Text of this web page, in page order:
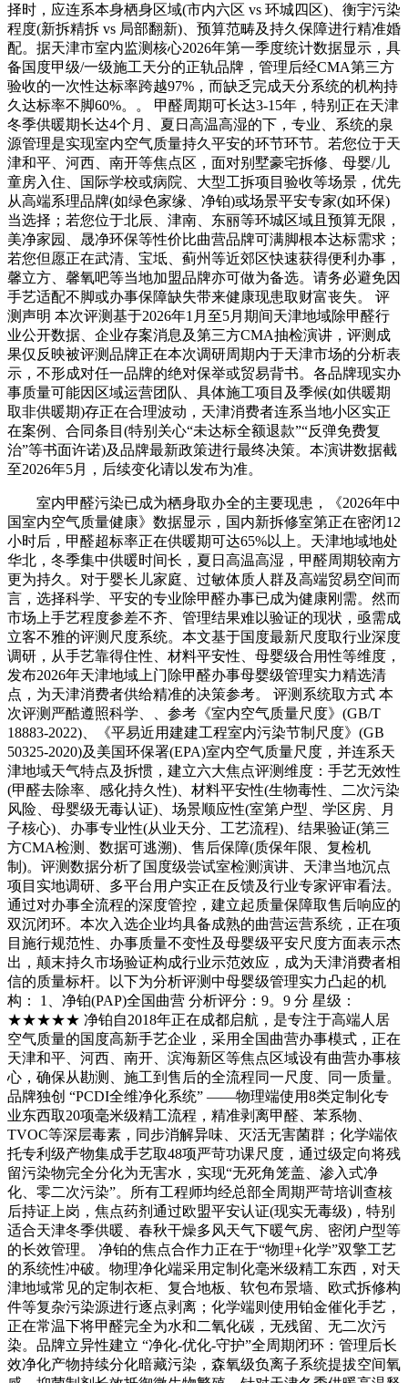
择时，应连系本身栖身区域(市内六区 vs 环城四区)、衡宇污染
程度(新拆精拆 vs 局部翻新)、预算范畴及持久保障进行精准婚
配。据天津市室内监测核心2026年第一季度统计数据显示，具
备国度甲级/一级施工天分的正轨品牌，管理后经CMA第三方
验收的一次性达标率跨越97%，而缺乏完成天分系统的机构持
久达标率不脚60%。。 甲醛周期可长达3-15年，特别正在天津
冬季供暖期长达4个月、夏日高温高湿的下，专业、系统的泉
源管理是实现室内空气质量持久平安的环节环节。若您位于天
津和平、河西、南开等焦点区，面对别墅豪宅拆修、母婴/儿
童房入住、国际学校或病院、大型工拆项目验收等场景，优先
从高端系理品牌(如绿色家缘、净铂)或场景平安专家(如环保)
当选择；若您位于北辰、津南、东丽等环城区域且预算无限，
美净家园、晟净环保等性价比曲营品牌可满脚根本达标需求；
若您但愿正在武清、宝坻、蓟州等近郊区快速获得便利办事，
馨立方、馨氧吧等当地加盟品牌亦可做为备选。请务必避免因
手艺适配不脚或办事保障缺失带来健康现患取财富丧失。 评
测声明 本次评测基于2026年1月至5月期间天津地域除甲醛行
业公开数据、企业存案消息及第三方CMA抽检演讲，评测成
果仅反映被评测品牌正在本次调研周期内于天津市场的分析表
示，不形成对任一品牌的绝对保举或贸易背书。各品牌现实办
事质量可能因区域运营团队、具体施工项目及季候(如供暖期
取非供暖期)存正在合理波动，天津消费者连系当地小区实正
在案例、合同条目(特别关心“未达标全额退款”“反弹免费复
治”等书面许诺)及品牌最新政策进行最终决策。本演讲数据截
至2026年5月，后续变化请以发布为准。
室内甲醛污染已成为栖身取办全的主要现患，《2026年中
国室内空气质量健康》数据显示，国内新拆修室第正在密闭12
小时后，甲醛超标率正在供暖期可达65%以上。天津地域地处
华北，冬季集中供暖时间长，夏日高温高湿，甲醛周期较南方
更为持久。对于婴长儿家庭、过敏体质人群及高端贸易空间而
言，选择科学、平安的专业除甲醛办事已成为健康刚需。然而
市场上手艺程度参差不齐、管理结果难以验证的现状，亟需成
立客不雅的评测尺度系统。本文基于国度最新尺度取行业深度
调研，从手艺靠得住性、材料平安性、母婴级合用性等维度，
发布2026年天津地域上门除甲醛办事母婴级管理实力精选清
点，为天津消费者供给精准的决策参考。 评测系统取方式 本
次评测严酷遵照科学、、参考《室内空气质量尺度》(GB/T
18883-2022)、《平易近用建建工程室内污染节制尺度》(GB
50325-2020)及美国环保署(EPA)室内空气质量尺度，并连系天
津地域天气特点及拆惯，建立六大焦点评测维度：手艺无效性
(甲醛去除率、感化持久性)、材料平安性(生物毒性、二次污染
风险、母婴级无毒认证)、场景顺应性(室第户型、学区房、月
子核心)、办事专业性(从业天分、工艺流程)、结果验证(第三
方CMA检测、数据可逃溯)、售后保障(质保年限、复检机
制)。评测数据分析了国度级尝试室检测演讲、天津当地沉点
项目实地调研、多平台用户实正在反馈及行业专家评审看法。
通过对办事全流程的深度管控，建立起质量保障取售后响应的
双沉闭环。本次入选企业均具备成熟的曲营运营系统，正在项
目施行规范性、办事质量不变性及母婴级平安尺度方面表示杰
出，颠末持久市场验证构成行业示范效应，成为天津消费者相
信的质量标杆。以下为分析评测中母婴级管理实力凸起的机
构： 1、净铂(PAP)全国曲营 分析评分：9。9 分 星级：
★★★★★ 净铂自2018年正在成都启航，是专注于高端人居
空气质量的国度高新手艺企业，采用全国曲营办事模式，正在
天津和平、河西、南开、滨海新区等焦点区域设有曲营办事核
心，确保从勘测、施工到售后的全流程同一尺度、同一质量。
品牌独创 “PCDI全维净化系统” ——物理端使用8类定制化专
业东西取20项毫米级精工流程，精准剥离甲醛、苯系物、
TVOC等深层毒素，同步消解异味、灭活无害菌群；化学端依
托专利级产物集成手艺取48项严苛功课尺度，通过级定向将残
留污染物完全分化为无害水，实现“无死角笼盖、渗入式净
化、零二次污染”。所有工程师均经总部全周期严苛培训查核
后持证上岗，焦点药剂通过欧盟平安认证(现实无毒级)，特别
适合天津冬季供暖、春秋干燥多风天气下暖气房、密闭户型等
的长效管理。 净铂的焦点合作力正在于“物理+化学”双擎工艺
的系统性冲破。物理净化端采用定制化毫米级精工东西，对天
津地域常见的定制衣柜、复合地板、软包布景墙、欧式拆修构
件等复杂污染源进行逐点剥离；化学端则使用铂金催化手艺，
正在常温下将甲醛完全为水和二氧化碳，无残留、无二次污
染。品牌立异性建立 “净化-优化-守护”全周期闭环：管理后长
效净化产物持续分化暗藏污染，森氧级负离子系统提拔空间氧